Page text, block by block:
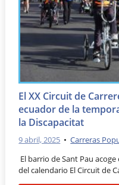
El XX Circuit de
ecuador de la
la Discapacitat
9 abril, 2025 •Carreras
El barrio de Sant Pau
del calendario El Circuit de